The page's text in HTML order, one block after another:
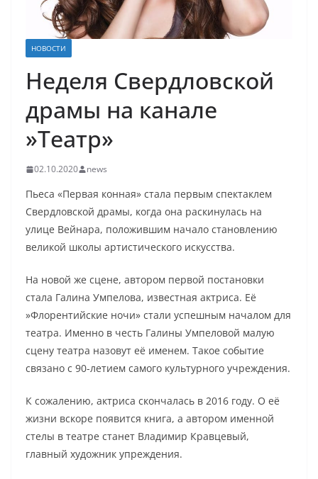
НОВОСТИ
Неделя Свердловской
драмы на канале
»Театр»
02.10.2020 news
Пьеса «Первая конная» стала первым спектаклем
Свердловской драмы, когда она раскинулась на
улице Вейнара, положившим начало становлению
великой школы артистического искусства.
На новой же сцене, автором первой постановки
стала Галина Умпелова, известная актриса. Её
»Флорентийские ночи» стали успешным началом для
театра. Именно в честь Галины Умпеловой малую
сцену театра назовут её именем. Такое событие
связано с 90-летием самого культурного учреждения.
К сожалению, актриса скончалась в 2016 году. О её
жизни вскоре появится книга, а автором именной
стелы в театре станет Владимир Кравцевый,
главный художник упреждения.